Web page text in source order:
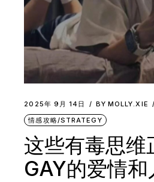
2025年 9月 14日 BY MOLLY.XIE
情感攻略/STRATEGY
这些有毒思维
GAY的爱情和